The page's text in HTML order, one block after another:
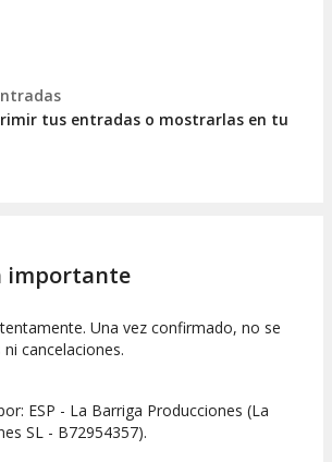
tus entradas o mostrarlas en tu
importante
Una vez confirmado, no se
cancelaciones.
ESP - La Barriga Producciones (La
SL - B72954357).